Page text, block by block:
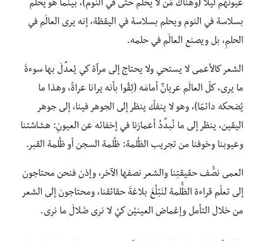
عيونهم ليلاً (وهناك مَن لا يحلم حتى في النوم)، بينما هو يحلم
بسلاسة في النوم ويحلم بسلاسة في اليقظة، إنه يرى العالَم في
الحلمِ، بل ويصنع العالَم في حلمه.
الشعر كالأعمى لا يستحي ولا يحتاج إلى مرآة كي يُعدِّلَ بها سوءةَ
ما يرى، كلّ العالَم عريانٌ أمامَه (ثِقُوا بأنه يرانا عراةً، وهذا ما
يُضحكه دائمًا)، وهو لا ينفكّ ينظر إلى الجوهر فينا، إلى جوهر
اليقين، ينظر إلى ما نُبدِّدُ أعمارَنا في إخفائه عن العيونِ: هشاشتنا
وعيوبنا وخوفنا من تجريب الظُلمة: ظُلمة السجن أو ظُلمة القبر.
العمى نصُّف حقيقتِنا والشعر نصفها الآخر، وإذن فنحن محتاجون
إلى تعلّم قراءة الظُّلمة لنَبْلُغَ بلاغةَ حقائقنا، ومحتاجون إلى الشعر
من خلال التأمل وإغماض العينيْن كيْ لا نرى ضَلالَ ما نرى.